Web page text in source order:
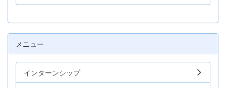
メニュー
インターンシップ